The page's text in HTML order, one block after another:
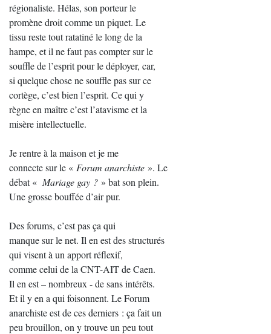
régionaliste. Hélas, son porteur le
promène droit comme un piquet. Le
tissu reste tout ratatiné le long de la
hampe, et il ne faut pas compter sur le
souffle de l’esprit pour le déployer, car,
si quelque chose ne souffle pas sur ce
cortège, c’est bien l’esprit. Ce qui y
règne en maître c’est l’atavisme et la
misère intellectuelle.
Je rentre à la maison et je me
connecte sur le « Forum anarchiste ». Le
débat « Mariage gay ? » bat son plein.
Une grosse bouffée d’air pur.
Des forums, c’est pas ça qui
manque sur le net. Il en est des structurés
qui visent à un apport réflexif,
comme celui de la CNT-AIT de Caen.
Il en est – nombreux - de sans intérêts.
Et il y en a qui foisonnent. Le Forum
anarchiste est de ces derniers : ça fait un
peu brouillon, on y trouve un peu tout